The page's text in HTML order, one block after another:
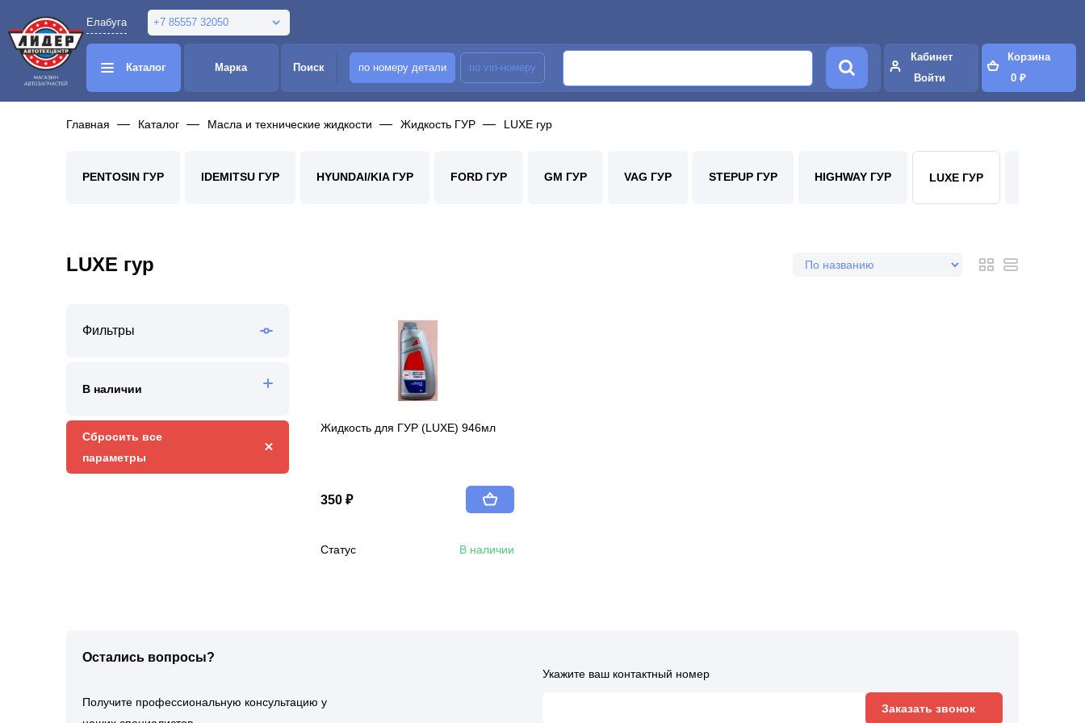
Елабуга +7 85557 32050
Каталог Марка Поиск по номеру детали по vin-номеру
Кабинет
Войти
Корзина
0 ₽
Главная Каталог Масла и технические жидкости Жидкость ГУР LUXE гур
PENTOSIN ГУР IDEMITSU ГУР HYUNDAI/KIA ГУР FORD ГУР GM ГУР VAG ГУР STEPUP ГУР HIGHWAY ГУР LUXE ГУР
LUXE гур
Фильтры
В наличии
Сбросить все
параметры
Жидкость для ГУР (LUXE) 946мл
350 ₽
Статус В наличии
Остались вопросы?
Получите профессиональную консультацию у
Укажите ваш контактный номер
Заказать звонок